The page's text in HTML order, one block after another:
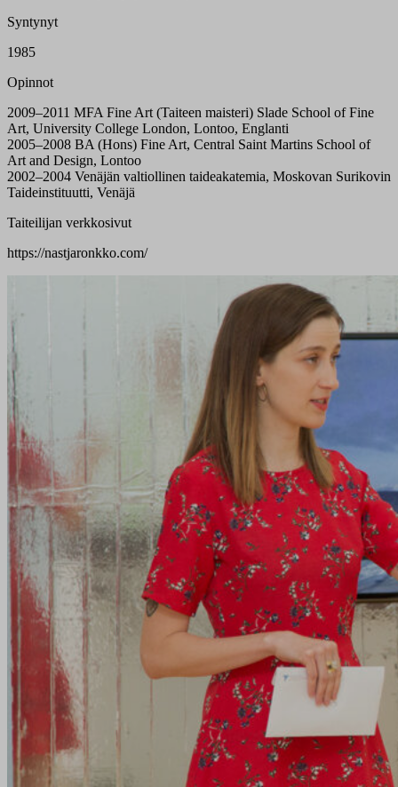
Syntynyt
1985
Opinnot
2009–2011 MFA Fine Art (Taiteen maisteri) Slade School of Fine
Art, University College London, Lontoo, Englanti
2005–2008 BA (Hons) Fine Art, Central Saint Martins School of
Art and Design, Lontoo
2002–2004 Venäjän valtiollinen taideakatemia, Moskovan Surikovin
Taideinstituutti, Venäjä
Taiteilijan verkkosivut
https://nastjaronkko.com/